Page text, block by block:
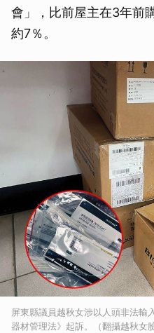
會」，比前屋主在3年前
約7％。
屏東縣議員越秋女涉以人頭非法輸
器材管理法》起訴。（翻攝越秋女臉